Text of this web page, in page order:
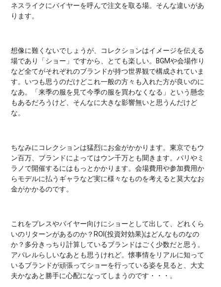
ネスライクにバイヤーを呼んで注文を取る場。そんな違いがあ
ります。
想像に難くないでしょうが、コレクションはイメージを伝える
場であり「ショー」ですから、とても楽しい。BGMや会場作り
など全てがそれぞれのブランドが持つ世界観で構成されていま
す。いつも思うのだけどこれ一般の方々も入れた方が良いのに
なあ。「来季の服を見て今季の服を買わなくなる」という懸念
もあるだろうけど、そんなに大きな影響無いと思うんだけど
な。
ちなみにコレクションは猛烈にお金がかかります。東京でもウ
ン百万、ブランドによってはウン千万とも聞きます。パリやミ
ラノで開催するにはもっとかかります。会場費用や参加費用か
らモデルに払うギャラなど実に様々なものを考えると莫大なお
金がかかるのです。
これをプレスやバイヤー向けにショーとして出して、どれくら
いのリターンがあるのか？ROI(投資対効果)はどんなものなの
か？多分きっちり計算しているブランドはごく少数だと思う。
アパレルらしいなあとも思うけれど。懐事情をリアルに知って
いるブランドが頑張ってショーを行っている姿を見ると、大丈
夫かなあと勝手に心配になってしまうのです・・・。